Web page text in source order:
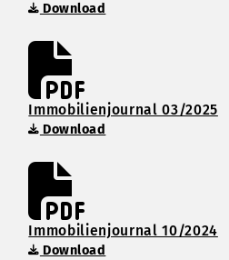
Download
Immobilienjournal 03/2025
Download
Immobilienjournal 10/2024
Download